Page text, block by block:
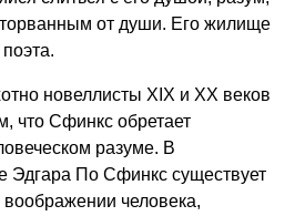
от души. Его жилище
новеллисты XIX и XX веков
что Сфинкс обретает
разуме. В
Эдгара По Сфинкс существует
человека,